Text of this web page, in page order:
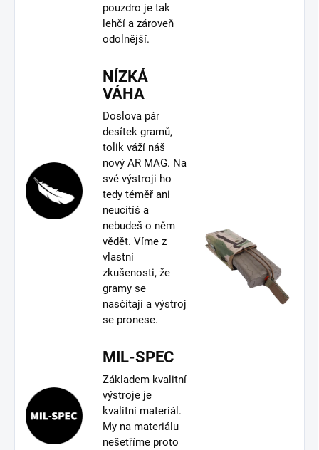
pouzdro je tak
lehčí a zároveň
odolnější.
NÍZKÁ
VÁHA
Doslova pár
desítek gramů,
tolik váží náš
nový AR MAG. Na
své výstroji ho
tedy téměř ani
neucítíš a
nebudeš o něm
vědět. Víme z
vlastní
zkušenosti, že
gramy se
nasčítají a výstroj
se pronese.
MIL-SPEC
Základem kvalitní
výstroje je
kvalitní materiál.
My na materiálu
nešetříme proto